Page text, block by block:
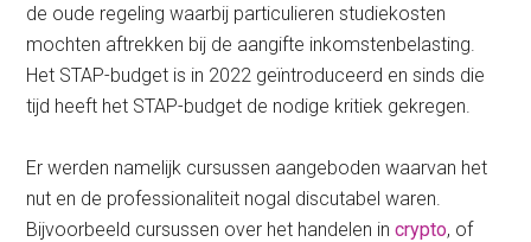
de oude regeling waarbij particulieren studiekosten
mochten aftrekken bij de aangifte inkomstenbelasting.
Het STAP-budget is in 2022 geïntroduceerd en sinds die
tijd heeft het STAP-budget de nodige kritiek gekregen.
Er werden namelijk cursussen aangeboden waarvan het
nut en de professionaliteit nogal discutabel waren.
Bijvoorbeeld cursussen over het handelen incrypto, of